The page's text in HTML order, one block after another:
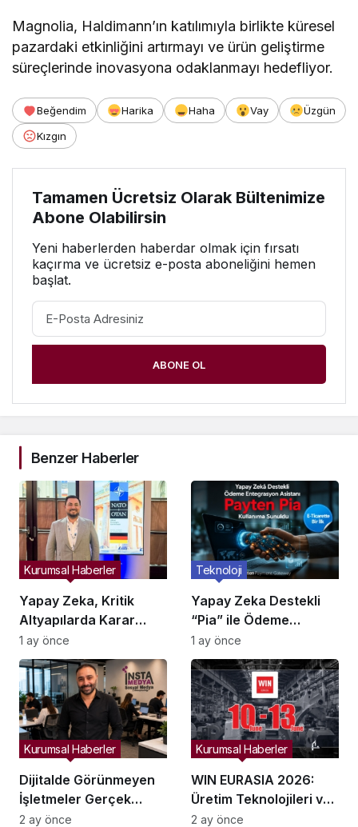
Magnolia, Haldimann’ın katılımıyla birlikte küresel
pazardaki etkinliğini artırmayı ve ürün geliştirme
süreçlerinde inovasyona odaklanmayı hedefliyor.
Beğendim Harika Haha Vay
Üzgün
Kızgın
Tamamen Ücretsiz Olarak Bültenimize
Abone Olabilirsin
Yeni haberlerden haberdar olmak için fırsatı
kaçırma ve ücretsiz e-posta aboneliğini hemen
başlat.
ABONE OL
Benzer Haberler
Yapay Zeka, Kritik
Altyapılarda Karar
Alma Süreçlerini
Yeniden Şekillendiriyor
Kurumsal Haberler
1 ay önce
Yapay Zeka Destekli
“Pia” ile Ödeme
Entegrasyonları
Hızlanıyor mu?
Teknoloji
1 ay önce
Dijitalde Görünmeyen
İşletmeler Gerçek
Hayatta da Kaybolur
Kurumsal Haberler
2 ay önce
WIN EURASIA 2026:
Üretim Teknolojileri ve
Dijital Ticaret
Kurumsal Haberler
2 ay önce